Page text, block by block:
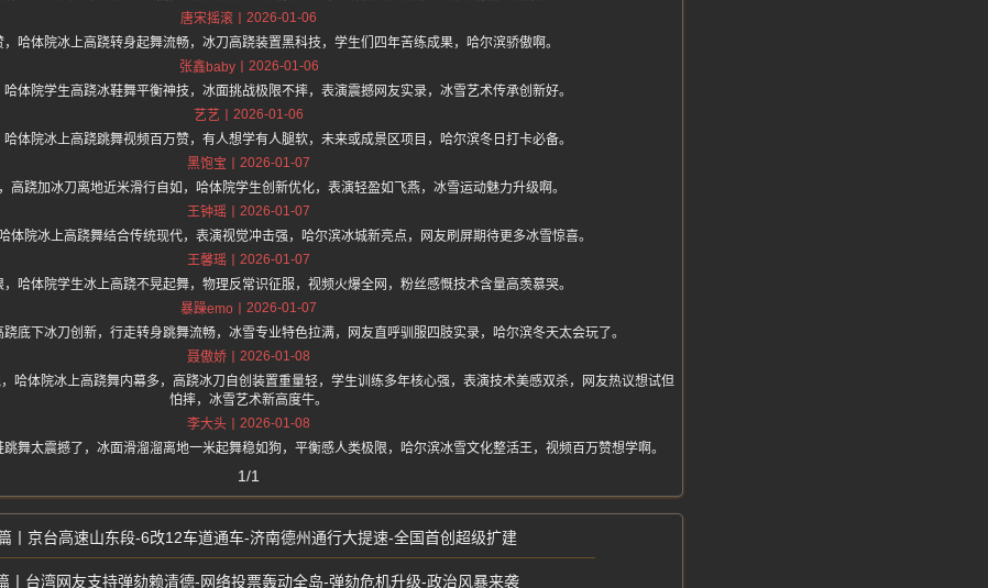
唐宋摇滚
2026-01-06
哈体院冰上高跷转身起舞流畅，冰刀高跷装置黑科技，学生们四年苦练成果，哈尔滨骄傲啊。
张鑫baby
2026-01-06
体院学生高跷冰鞋舞平衡神技，冰面挑战极限不摔，表演震撼网友实录，冰雪艺术传承创新好。
艺艺
2026-01-06
哈体院冰上高跷跳舞视频百万赞，有人想学有人腿软，未来或成景区项目，哈尔滨冬日打卡必备。
黑饱宝
2026-01-07
高跷加冰刀离地近米滑行自如，哈体院学生创新优化，表演轻盈如飞燕，冰雪运动魅力升级啊。
王钟瑶
2026-01-07
体院冰上高跷舞结合传统现代，表演视觉冲击强，哈尔滨冰城新亮点，网友刷屏期待更多冰雪惊喜。
王馨瑶
2026-01-07
哈体院学生冰上高跷不晃起舞，物理反常识征服，视频火爆全网，粉丝感慨技术含量高羡慕哭。
暴躁emo
2026-01-07
底下冰刀创新，行走转身跳舞流畅，冰雪专业特色拉满，网友直呼驯服四肢实录，哈尔滨冬天太会玩了。
聂傲娇
2026-01-08
哈体院冰上高跷舞内幕多，高跷冰刀自创装置重量轻，学生训练多年核心强，表演技术美感双杀，网友热议想试但
怕摔，冰雪艺术新高度牛。
李大头
2026-01-08
舞太震撼了，冰面滑溜溜离地一米起舞稳如狗，平衡感人类极限，哈尔滨冰雪文化整活王，视频百万赞想学啊。
1/1
京台高速山东段-6改12车道通车-济南德州通行大提速-全国首创超级扩建
台湾网友支持弹劾赖清德-网络投票轰动全岛-弹劾危机升级-政治风暴来袭